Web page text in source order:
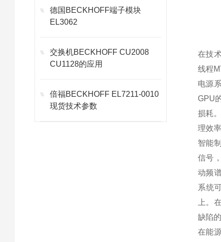
德国BECKHOFF端子模块
EL3062
交换机BECKHOFF CU2008
CU1128的应用
倍福BECKHOFF EL7211-0010
现货技术参数
在技
线程
电源
GPU
损耗
理效
智能
信号
动频
系统
上。
缺陷
在能